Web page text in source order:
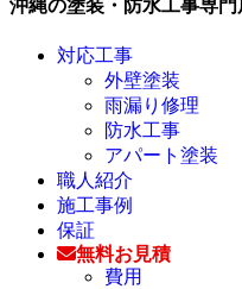
沖縄の塗装・防水工事専
対応工事
外壁塗装
雨漏り修理
防水工事
アパート塗装
職人紹介
施工事例
保証
無料お見積
費用